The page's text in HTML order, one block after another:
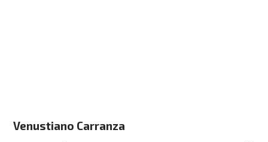
Venustiano Carranza